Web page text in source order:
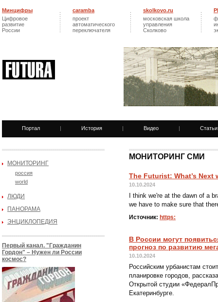
Минцифры
Цифровое
развитие
России
caramba
проект
автоматического
переключателя
skolkovo.ru
московская школа
управления
Сколково
Портал | История | Видео | Статьи
МОНИТОРИНГ
россия
world
ЛЮДИ
ПАНОРАМА
ЭНЦИКЛОПЕДИЯ
Первый канал. "Гражданин
Гордон" – Нужен ли России
космос?
МОНИТОРИНГ СМИ
The Futurist: What’s Next
10.10.2024
I think we're at the dawn of a
we have to make sure that
Источник: https:
В России могут
прогноз по развитию
10.10.2024
Российским урбанистам
планировке городов,
Открытой студии
Екатеринбурге.